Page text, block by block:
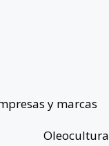
y marcas
Oleocultura